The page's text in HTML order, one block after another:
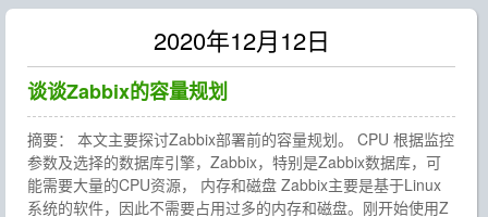
2020年12月12日
谈谈Zabbix的容量规划
摘要： 本文主要探讨Zabbix部署前的容量规划。 CPU 根据监控
参数及选择的数据库引擎，Zabbix，特别是Zabbix数据库，可
能需要大量的CPU资源， 内存和磁盘 Zabbix主要是基于Linux
系统的软件，因此不需要占用过多的内存和磁盘。刚开始使用Z